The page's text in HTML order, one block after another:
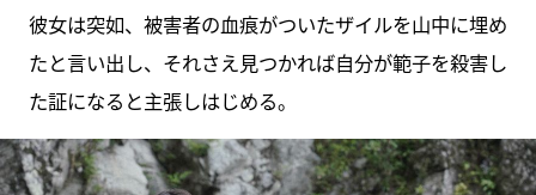
彼女は突如、被害者の血痕がついたザイルを山中に埋め
たと言い出し、それさえ見つかれば自分が範子を殺害し
た証になると主張しはじめる。